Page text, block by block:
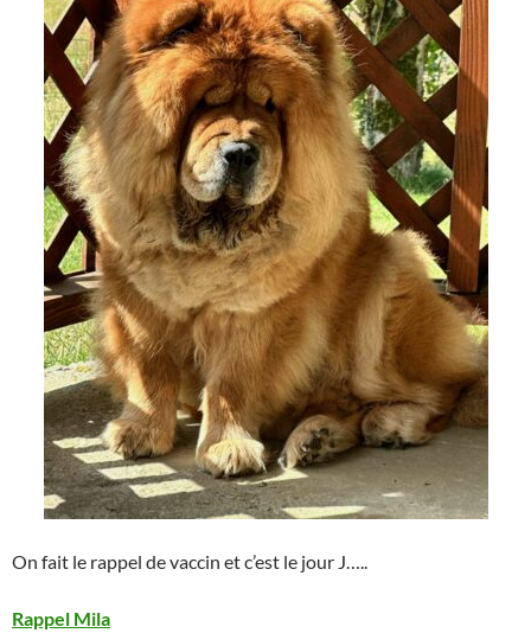
On fait le rappel de vaccin et c’est le jour J…..
Rappel Mila